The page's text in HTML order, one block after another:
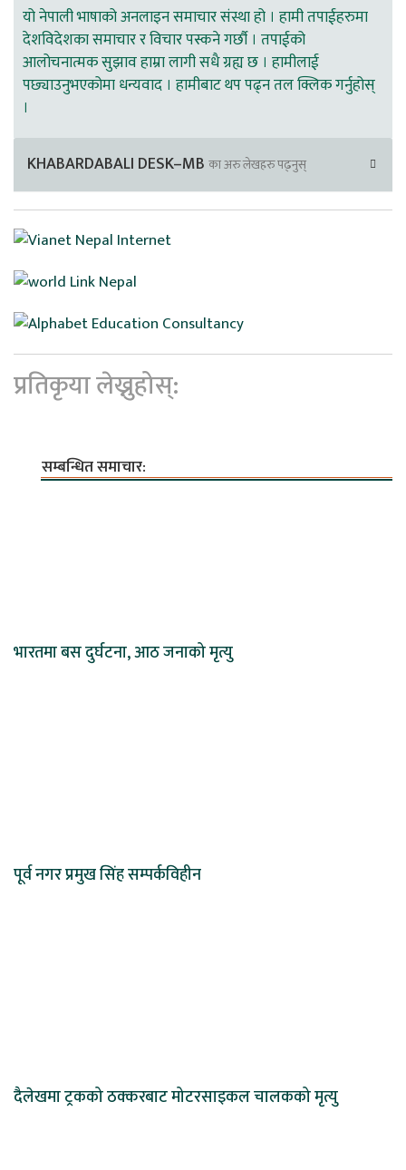
यो नेपाली भाषाको अनलाइन समाचार संस्था हो । हामी तपाईहरुमा
देशविदेशका समाचार र विचार पस्कने गर्छौ । तपाईको
आलोचनात्मक सुझाव हाम्रा लागी सधै ग्रह्य छ । हामीलाई
पछ्याउनुभएकोमा धन्यवाद । हामीबाट थप पढ्न तल क्लिक गर्नुहोस्
।
KHABARDABALI DESK–MB का अरु लेखहरु पढ्नुस्
प्रतिकृया लेख्नुहोस्:
सम्बन्धित समाचार:
भारतमा बस दुर्घटना, आठ जनाको मृत्यु
पूर्व नगर प्रमुख सिंह सम्पर्कविहीन
दैलेखमा ट्रकको ठक्करबाट मोटरसाइकल चालकको मृत्यु